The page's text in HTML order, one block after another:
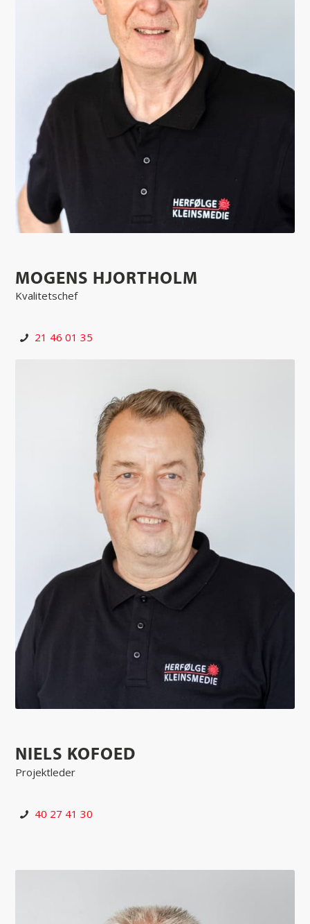
MOGENS HJORTHOLM
Kvalitetschef
21 46 01 35
NIELS KOFOED
Projektleder
40 27 41 30